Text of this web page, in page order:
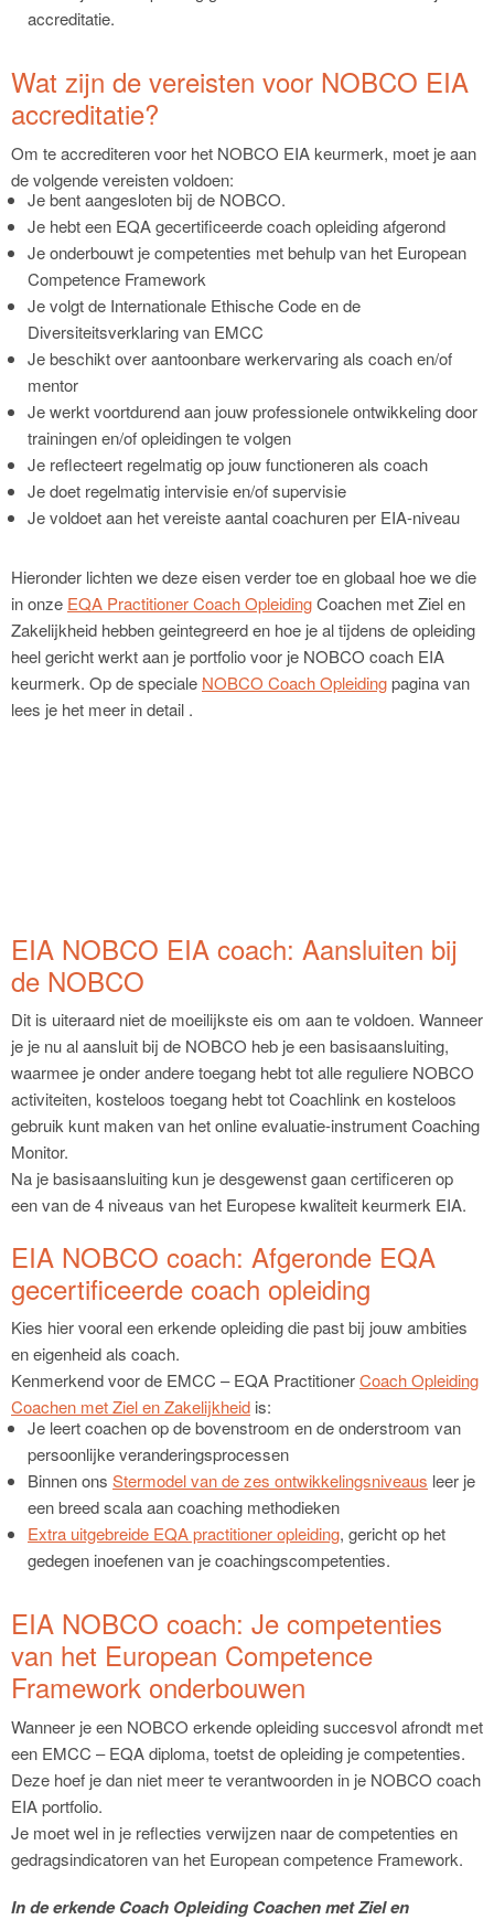
accreditatie.
Wat zijn de vereisten voor NOBCO EIA
accreditatie?
Om te accrediteren voor het NOBCO EIA keurmerk, moet je aan
de volgende vereisten voldoen:
Je bent aangesloten bij de NOBCO.
Je hebt een EQA gecertificeerde coach opleiding afgerond
Je onderbouwt je competenties met behulp van het European
Competence Framework
Je volgt de Internationale Ethische Code en de
Diversiteitsverklaring van EMCC
Je beschikt over aantoonbare werkervaring als coach en/of
mentor
Je werkt voortdurend aan jouw professionele ontwikkeling door
trainingen en/of opleidingen te volgen
Je reflecteert regelmatig op jouw functioneren als coach
Je doet regelmatig intervisie en/of supervisie
Je voldoet aan het vereiste aantal coachuren per EIA-niveau
Hieronder lichten we deze eisen verder toe en globaal hoe we die
in onze EQA Practitioner Coach OpleidingCoachen met Ziel en
Zakelijkheid hebben geintegreerd en hoe je al tijdens de opleiding
heel gericht werkt aan je portfolio voor je NOBCO coach EIA
keurmerk. Op de speciale NOBCO Coach Opleidingpagina van
lees je het meer in detail .
EIA NOBCO EIA coach: Aansluiten bij
de NOBCO
Dit is uiteraard niet de moeilijkste eis om aan te voldoen. Wanneer
je je nu al aansluit bij de NOBCO heb je een basisaansluiting,
waarmee je onder andere toegang hebt tot alle reguliere NOBCO
activiteiten, kosteloos toegang hebt tot Coachlink en kosteloos
gebruik kunt maken van het online evaluatie-instrument Coaching
Monitor.
Na je basisaansluiting kun je desgewenst gaan certificeren op
een van de 4 niveaus van het Europese kwaliteit keurmerk EIA.
EIA NOBCO coach: Afgeronde EQA
gecertificeerde coach opleiding
Kies hier vooral een erkende opleiding die past bij jouw ambities
en eigenheid als coach.
Kenmerkend voor de EMCC – EQA PractitionerCoach Opleiding
Coachen met Ziel en Zakelijkheid is:
Je leert coachen op de bovenstroom en de onderstroom van
persoonlijke veranderingsprocessen
Binnen ons Stermodel van de zes ontwikkelingsniveaus leer je
een breed scala aan coaching methodieken
Extra uitgebreide EQA practitioner opleiding, gericht op het
gedegen inoefenen van je coachingscompetenties.
EIA NOBCO coach: Je competenties
van het European Competence
Framework onderbouwen
Wanneer je een NOBCO erkende opleiding succesvol afrondt met
een EMCC – EQA diploma, toetst de opleiding je competenties.
Deze hoef je dan niet meer te verantwoorden in je NOBCO coach
EIA portfolio.
Je moet wel in je reflecties verwijzen naar de competenties en
gedragsindicatoren van het European competence Framework.
In de erkende Coach Opleiding Coachen met Ziel en